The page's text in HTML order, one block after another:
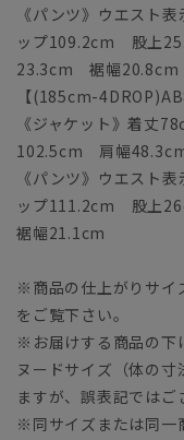
《パンツ》ウエスト
ップ109.2cm 股上
23.3cm 裾幅20.8cm
【(185cm-
《ジャケット》着
102.5cm 肩幅
《パンツ》ウエスト
ップ111.2cm 股上
裾幅21.1cm
※商品の仕上がりサイ
をご覧下さい。
※お届けする商品の下
ヌードサイズ（体の
ますが、誤表記ではご
※同サイズまたは同一